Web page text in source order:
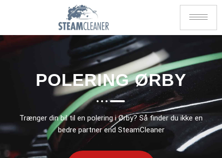
POLERING ØRBY
Trænger din bil til en polering i Ørby? Så finder du ikke en
bedre partner end SteamCleaner